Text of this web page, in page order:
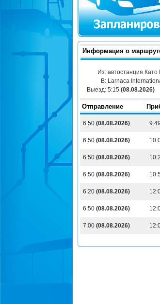
Информация о
Из: автостанция
В: Larnaca
Выезд: 5:15 (08.08.2026)
Отправление
6:50 (08.08.2026) 9:49
6:50 (08.08.2026)
6:50 (08.08.2026)
6:50 (08.08.2026)
6:20 (08.08.2026)
6:50 (08.08.2026)
7:00 (08.08.2026)